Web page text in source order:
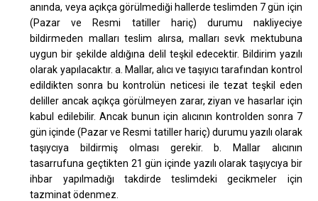
anında, veya açıkça görülmediği hallerde teslimden 7 gün için
(Pazar ve Resmi tatiller hariç) durumu nakliyeciye
bildirmeden malları teslim alırsa, malları sevk mektubuna
uygun bir şekilde aldığına delil teşkil edecektir. Bildirim yazılı
olarak yapılacaktır. a. Mallar, alıcı ve taşıyıcı tarafından kontrol
edildikten sonra bu kontrolün neticesi ile tezat teşkil eden
deliller ancak açıkça görülmeyen zarar, ziyan ve hasarlar için
kabul edilebilir. Ancak bunun için alıcının kontrolden sonra 7
gün içinde (Pazar ve Resmi tatiller hariç) durumu yazılı olarak
taşıycıya bildirmiş olması gerekir. b. Mallar alıcının
tasarrufuna geçtikten 21 gün içinde yazılı olarak taşıycıya bir
ihbar yapılmadığı takdirde teslimdeki gecikmeler için
tazminat ödenmez.